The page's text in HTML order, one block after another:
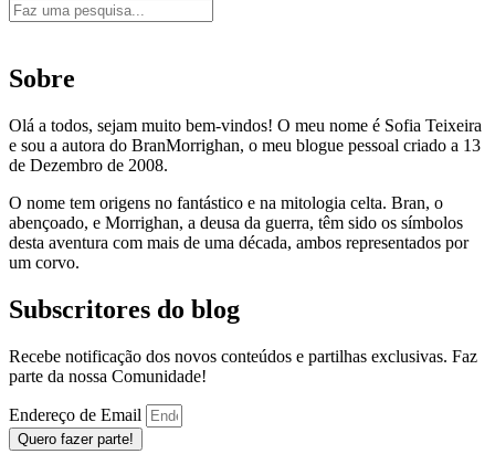
Sobre
Olá a todos, sejam muito bem-vindos! O meu nome é Sofia Teixeira
e sou a autora do BranMorrighan, o meu blogue pessoal criado a 13
de Dezembro de 2008.
O nome tem origens no fantástico e na mitologia celta. Bran, o
abençoado, e Morrighan, a deusa da guerra, têm sido os símbolos
desta aventura com mais de uma década, ambos representados por
um corvo.
Subscritores do blog
Recebe notificação dos novos conteúdos e partilhas exclusivas. Faz
parte da nossa Comunidade!
Endereço de Email
Quero fazer parte!